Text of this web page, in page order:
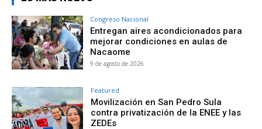
Congreso Nacional
Entregan aires acondicionados para
mejorar condiciones en aulas de
Nacaome
9 de agosto de 2026
Featured
Movilización en San Pedro Sula
contra privatización de la ENEE y las
ZEDEs